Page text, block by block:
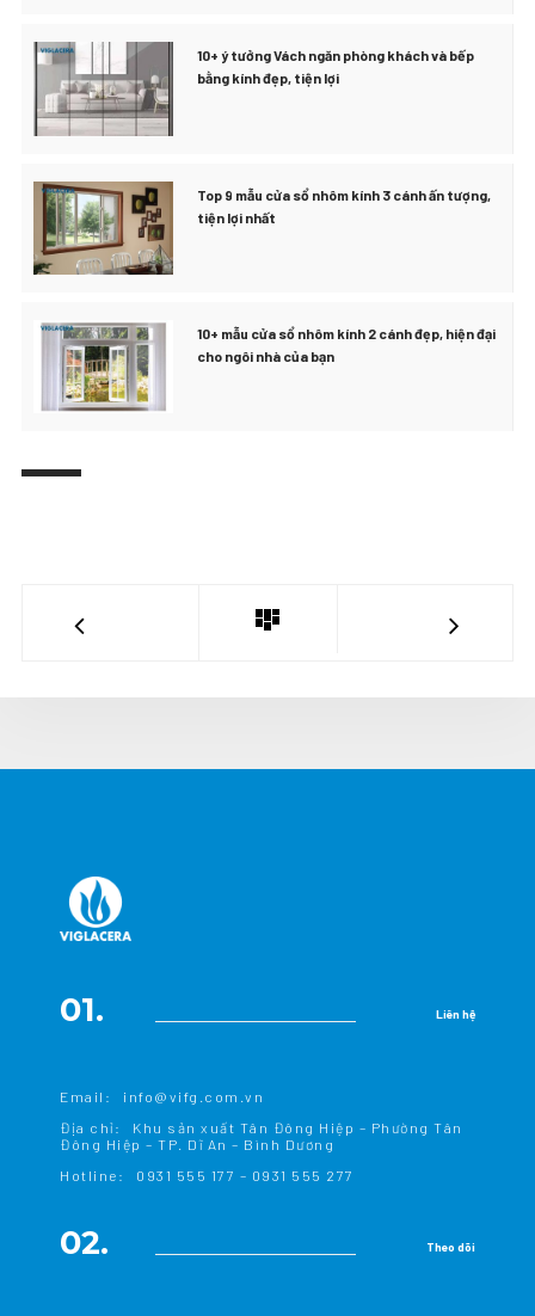
10+ ý tưởng Vách ngăn phòng khách và bếp
bằng kính đẹp, tiện lợi
Top 9 mẫu cửa sổ nhôm kính 3 cánh ấn tượng,
tiện lợi nhất
10+ mẫu cửa sổ nhôm kính 2 cánh đẹp, hiện đại
cho ngôi nhà của bạn
01. Liên hệ
Email:
info@vifg.com.vn
Địa chỉ:
Khu sản xuất Tân Đông Hiệp – Phường Tân
Đông Hiệp – TP. Dĩ An – Bình Dương
Hotline:
0931 555 177 – 0931 555 277
02. Theo dõi